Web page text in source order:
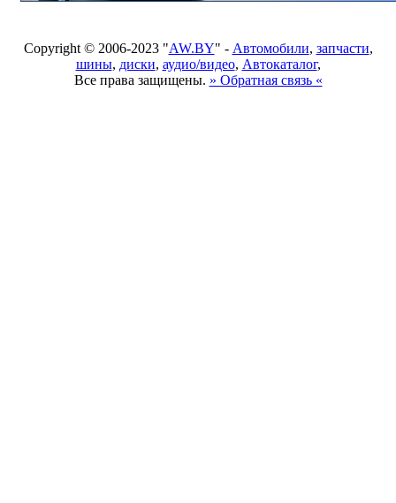
Copyright © 2006-2023 "AW.BY" - Автомобили, запчасти,
шины, диски, аудио/видео, Автокаталог,
Все права защищены. » Обратная связь «